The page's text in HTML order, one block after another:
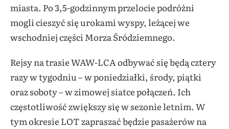
miasta. Po 3,5-godzinnym przelocie podróżni
mogli cieszyć się urokami wyspy, leżącej we
wschodniej części Morza Śródziemnego.
Rejsy na trasie WAW-LCA odbywać się będą cztery
razy w tygodniu – w poniedziałki, środy, piątki
oraz soboty – w zimowej siatce połączeń. Ich
częstotliwość zwiększy się w sezonie letnim. W
tym okresie LOT zapraszać będzie pasażerów na